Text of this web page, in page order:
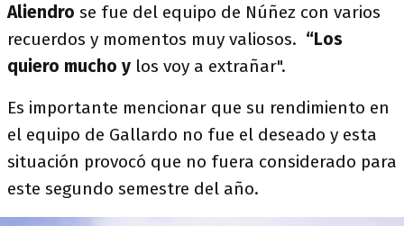
Aliendro se fue del equipo de Núñez con varios
recuerdos y momentos muy valiosos. “Los
quiero mucho y los voy a extrañar".
Es importante mencionar que su rendimiento en
el equipo de Gallardo no fue el deseado y esta
situación provocó que no fuera considerado para
este segundo semestre del año.